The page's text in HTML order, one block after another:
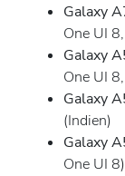
Galaxy
One UI
Galaxy
One UI
Galaxy
(Indien)
Galaxy
One UI 8)